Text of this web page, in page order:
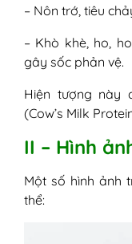
6.
đạm sữa
1.
2.
3.
4.
5.
– Nôn trớ, tiêu
– Khò khè, ho,
gây sốc phản vệ.
Hiện tượng này
(Cow’s Milk
II – Hình
Một số hình ảnh
thể: